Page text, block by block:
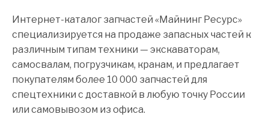
Интернет-каталог запчастей «Майнинг Ресурс»
специализируется на продаже запасных частей к
различным типам техники — экскаваторам,
самосвалам, погрузчикам, кранам, и предлагает
покупателям более 10 000 запчастей для
спецтехники с доставкой в любую точку России
или самовывозом из офиса.